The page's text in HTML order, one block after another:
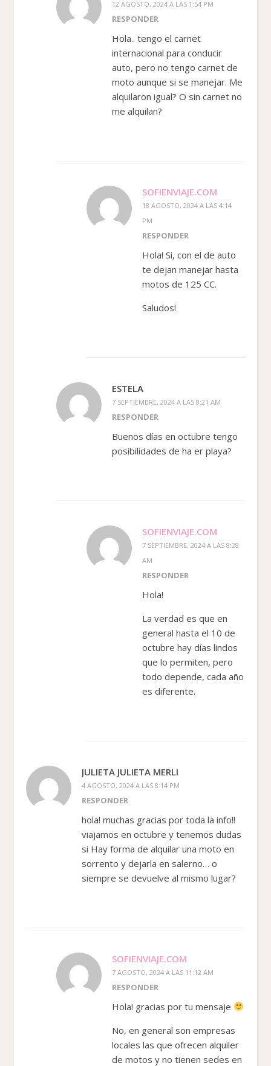
12 AGOSTO, 2024 A LAS 1:54 PM
RESPONDER
Hola.. tengo el carnet
internacional para conducir
auto, pero no tengo carnet de
moto aunque si se manejar. Me
alquilaron igual? O sin carnet no
me alquilan?
SOFIENVIAJE.COM
18 AGOSTO, 2024 A LAS 4:14
PM
RESPONDER
Hola! Si, con el de auto
te dejan manejar hasta
motos de 125 CC.
Saludos!
ESTELA
7 SEPTIEMBRE, 2024 A LAS 8:21 AM
RESPONDER
Buenos días en octubre tengo
posibilidades de ha er playa?
SOFIENVIAJE.COM
7 SEPTIEMBRE, 2024 A LAS 8:28
AM
RESPONDER
Hola!
La verdad es que en
general hasta el 10 de
octubre hay días lindos
que lo permiten, pero
todo depende, cada año
es diferente.
JULIETA JULIETA MERLI
4 AGOSTO, 2024 A LAS 8:14 PM
RESPONDER
hola! muchas gracias por toda la info!!
viajamos en octubre y tenemos dudas
si Hay forma de alquilar una moto en
sorrento y dejarla en salerno… o
siempre se devuelve al mismo lugar?
SOFIENVIAJE.COM
7 AGOSTO, 2024 A LAS 11:12 AM
RESPONDER
Hola! gracias por tu mensaje
No, en general son empresas
locales las que ofrecen alquiler
de motos y no tienen sedes en